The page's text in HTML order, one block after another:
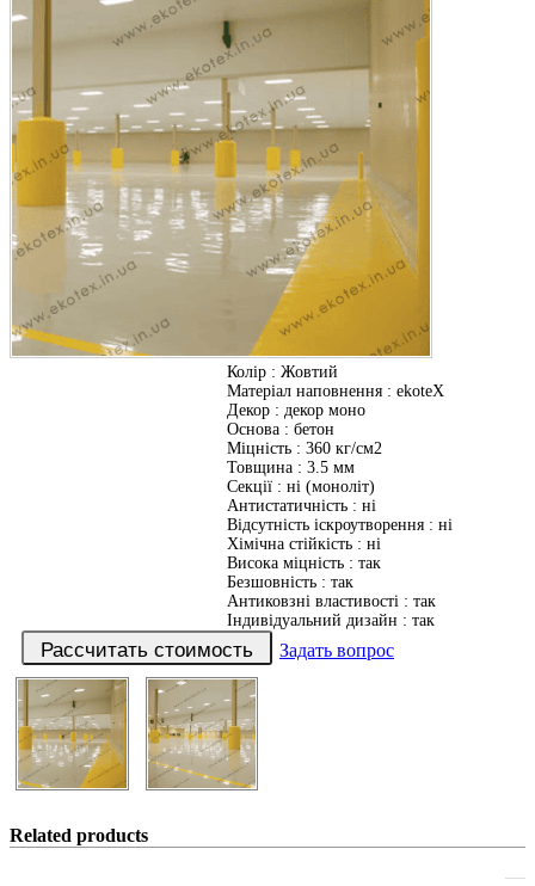
Колір : Жовтий
Матеріал наповнення : ekoteX
Декор : декор моно
Основа : бетон
Міцність : 360 кг/см2
Товщина : 3.5 мм
Секції : ні (моноліт)
Антистатичність : ні
Відсутність іскроутворення : ні
Хімічна стійкість : ні
Висока міцність : так
Безшовність : так
Антиковзні властивості : так
Індивідуальний дизайн : так
Задать вопрос
Related products